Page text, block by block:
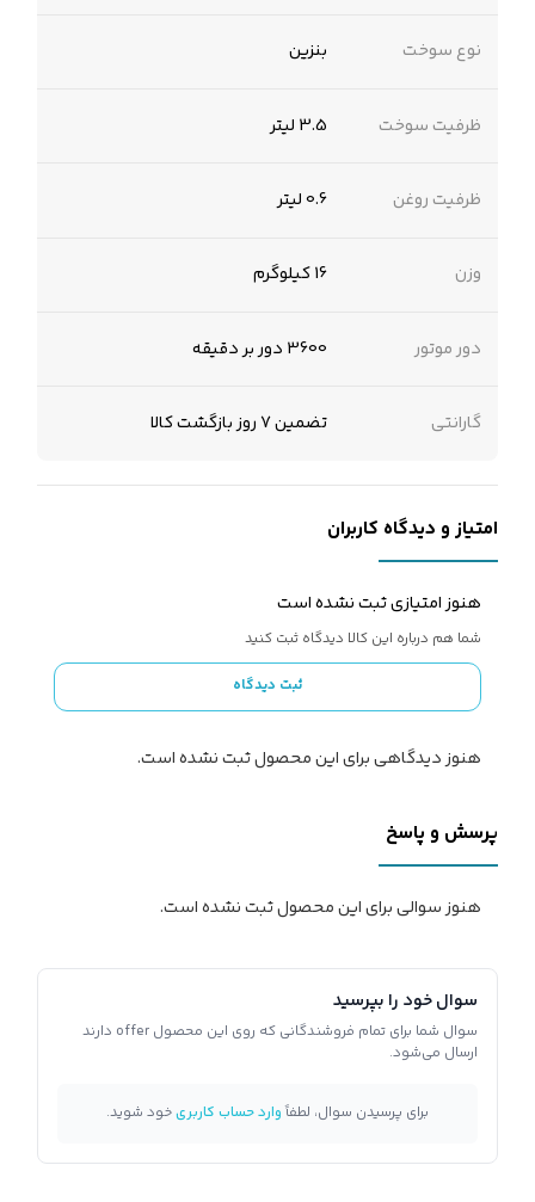
نوع سوخت بنزین
ظرفیت سوخت 3.5 لیتر
ظرفیت روغن 0.6 لیتر
وزن 16 کیلوگرم
دور موتور 3600 دور بر دقیقه
گارانتی تضمین 7 روز بازگشت کالا
امتیاز و دیدگاه کاربران
هنوز امتیازی ثبت نشده است
شما هم درباره این کالا دیدگاه ثبت کنید
ثبت دیدگاه
هنوز دیدگاهی برای این محصول ثبت نشده است.
پرسش و پاسخ
هنوز سوالی برای این محصول ثبت نشده است.
سوال خود را بپرسید
سوال شما برای تمام فروشندگانی که روی این محصول offer دارند
ارسال می‌شود.
برای پرسیدن سوال، لطفاًوارد حساب کاربریخود شوید.